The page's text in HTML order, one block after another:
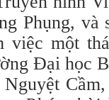
Phụng, và
việc một
Đại học